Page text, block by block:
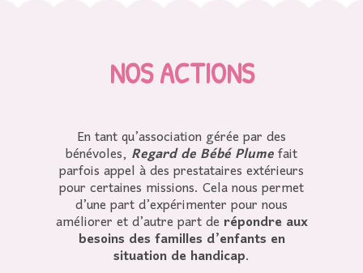
NOS ACTIONS
En tant qu’association gérée par des
bénévoles, Regard de Bébé Plumefait
parfois appel à des prestataires extérieurs
pour certaines missions. Cela nous permet
d’une part d’expérimenter pour nous
améliorer et d’autre part derépondre aux
besoins des familles d’enfants en
situation de handicap.